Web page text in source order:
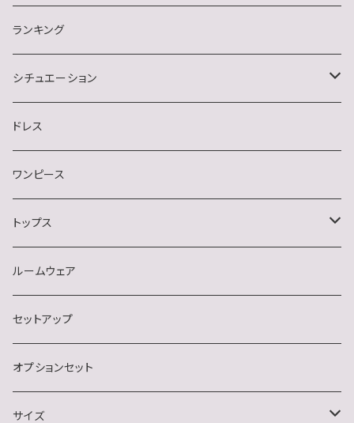
らいむたそさん
ランキング
シチュエーション
キャバクラ
クラブ・ラウンジ
スナック
デート・同伴・アフター
ナイトクラブ
結婚式・二次会・フォーマル
イベント(クリスマス・ハロウィン)
ドレス
ワンピース
トップス
半袖
長袖
ノースリーブ
ルームウェア
セットアップ
オプションセット
サイズ